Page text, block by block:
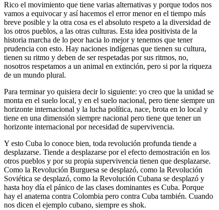
Rico el movimiento que tiene varias alternativas y porque todos nos
vamos a equivocar y así hacemos el error menor en el tiempo más
breve posible y la otra cosa es el absoluto respeto a la diversidad de
los otros pueblos, a las otras culturas. Esta idea positivista de la
historia marcha de lo peor hacia lo mejor y tenemos que tener
prudencia con esto. Hay naciones indígenas que tienen su cultura,
tienen su ritmo y deben de ser respetadas por sus ritmos, no,
nosotros respetamos a un animal en extinción, pero si por la riqueza
de un mundo plural.
Para terminar yo quisiera decir lo siguiente: yo creo que la unidad se
monta en el suelo local, y en el suelo nacional, pero tiene siempre un
horizonte internacional y la lucha política, nace, brota en lo local y
tiene en una dimensión siempre nacional pero tiene que tener un
horizonte internacional por necesidad de supervivencia.
Y esto Cuba lo conoce bien, toda revolución profunda tiende a
desplazarse. Tiende a desplazarse por el efecto demostración en los
otros pueblos y por su propia supervivencia tienen que desplazarse.
Como la Revolución Burguesa se desplazó, como la Revolución
Soviética se desplazó, como la Revolución Cubana se desplazó y
hasta hoy día el pánico de las clases dominantes es Cuba. Porque
hay el anatema contra Colombia pero contra Cuba también. Cuando
nos dicen el ejemplo cubano, siempre es shok.